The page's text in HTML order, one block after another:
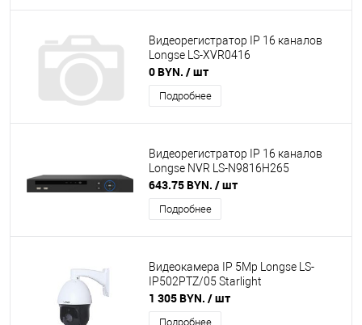
Видеорегистратор IP 16 каналов
Longse LS-XVR0416
0 BYN. / шт
Подробнее
Видеорегистратор IP 16 каналов
Longse NVR LS-N9816H265
643.75 BYN. / шт
Подробнее
Видеокамера IP 5Mp Longse LS-
IP502PTZ/05 Starlight
1 305 BYN. / шт
Подробнее